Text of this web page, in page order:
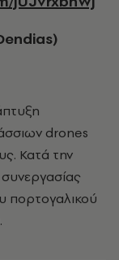
drones
Κατά την
πορτογαλικού